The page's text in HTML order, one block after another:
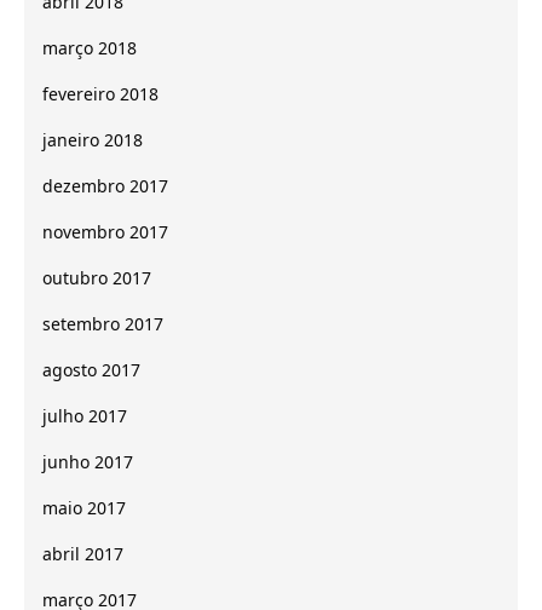
março 2018
fevereiro 2018
janeiro 2018
dezembro 2017
novembro 2017
outubro 2017
setembro 2017
agosto 2017
julho 2017
junho 2017
maio 2017
abril 2017
março 2017